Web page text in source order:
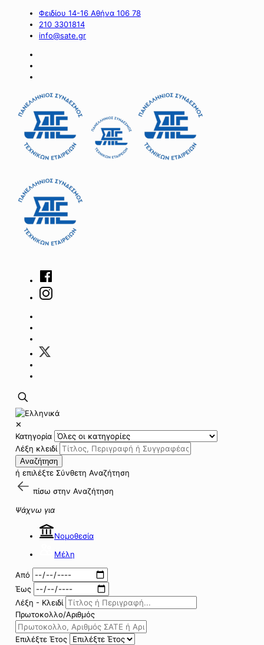
Φειδίου 14-16 Αθήνα 106 78
210 3301814
info@sate.gr
✕
Κατηγορία
Λέξη κλειδί
Αναζήτηση
ή επιλέξτε Σύνθετη Αναζήτηση
πίσω στην Αναζήτηση
Ψάχνω για
Νομοθεσία
Μέλη
Από
Έως
Λέξη - Κλειδί
Πρωτοκολλο/Αριθμός
Επιλέξτε Έτος